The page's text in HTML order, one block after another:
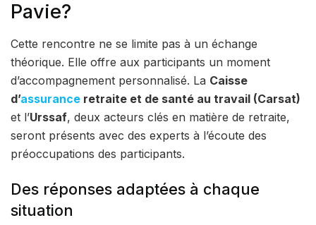
Pavie?
Cette rencontre ne se limite pas à un échange
théorique. Elle offre aux participants un moment
d’accompagnement personnalisé. La Caisse
d’assurance retraite et de santé au travail (Carsat)
et l’Urssaf, deux acteurs clés en matière de retraite,
seront présents avec des experts à l’écoute des
préoccupations des participants.
Des réponses adaptées à chaque
situation